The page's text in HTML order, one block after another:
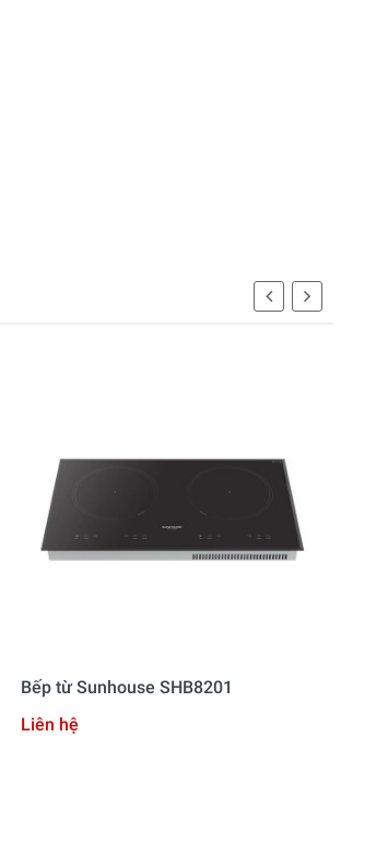
Bếp từ Sunhouse SHB8201
Liên hệ